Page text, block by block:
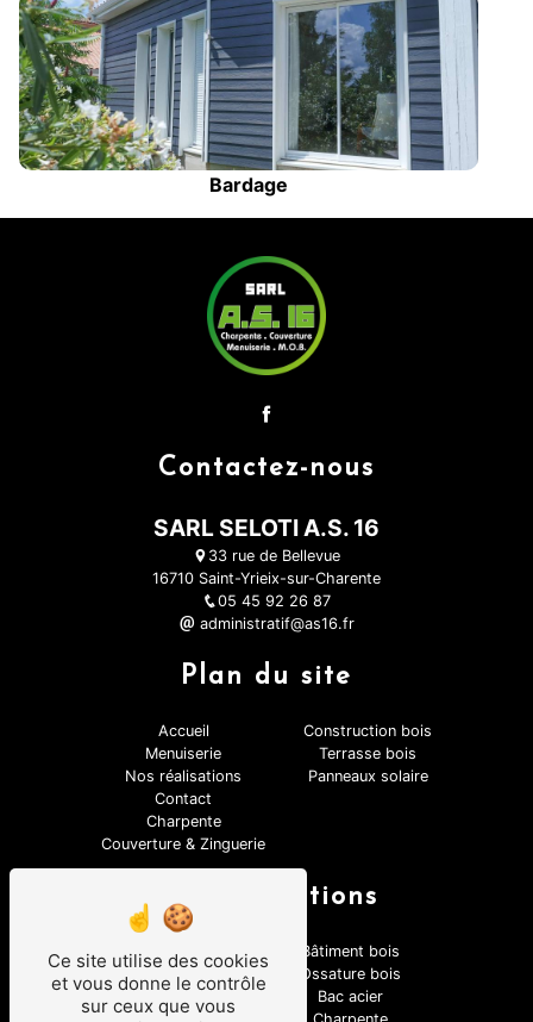
Bardage
Contactez-nous
SARL SELOTI A.S. 16
33 rue de Bellevue
16710 Saint-Yrieix-sur-Charente
05 45 92 26 87
administratif@as16.fr
Plan du site
Accueil
Menuiserie
Nos réalisations
Contact
Charpente
Couverture & Zinguerie
Construction bois
Terrasse bois
Panneaux solaire
Nos prestations
Couverture
Terrasse bois
Velux
Bâtiment bois
Ossature bois
Bac acier
Ce site utilise des cookies
et vous donne le contrôle
sur ceux que vous